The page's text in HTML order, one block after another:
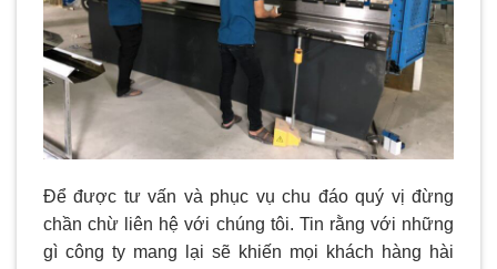
Để được tư vấn và phục vụ chu đáo quý vị đừng
chần chừ liên hệ với chúng tôi. Tin rằng với những
gì công ty mang lại sẽ khiến mọi khách hàng hài